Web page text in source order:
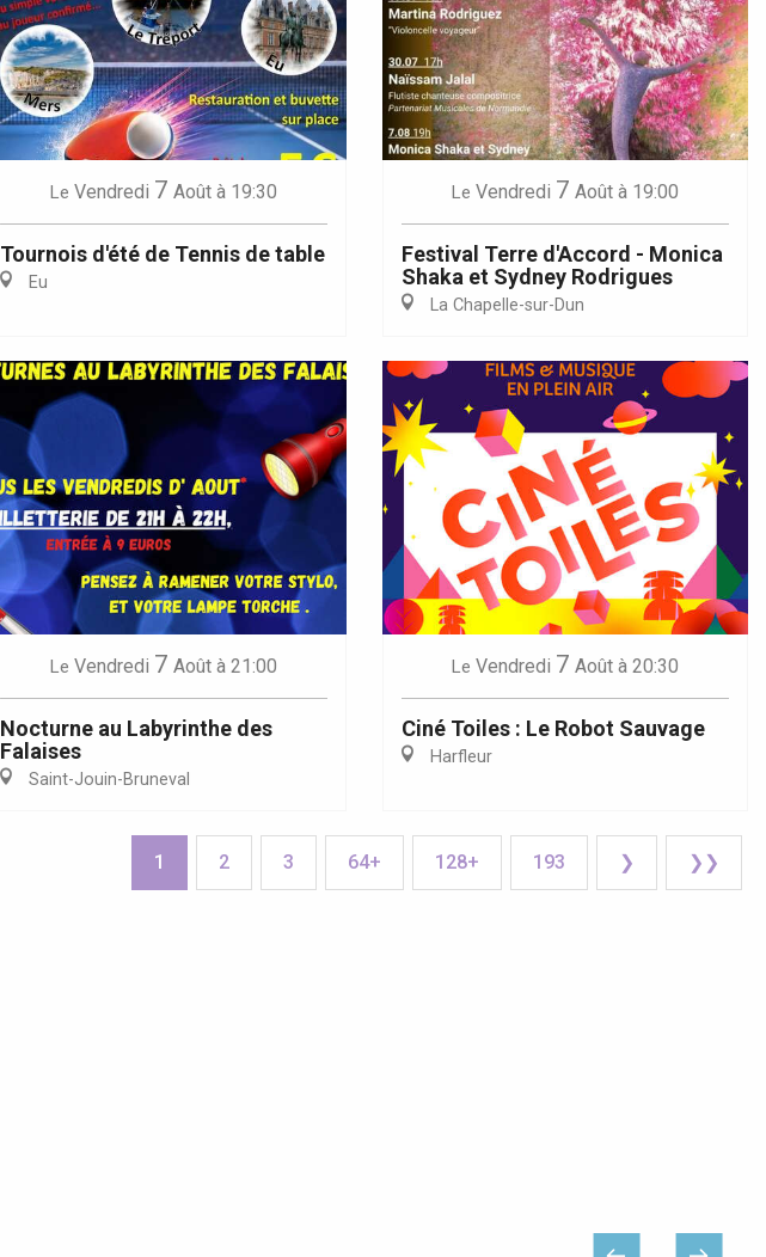
Le Vendredi 7 Août à 19:30
Tournois d'été de Tennis de table
Eu
Le Vendredi 7 Août à 19:00
Festival Terre d'Accord - Monica
Shaka et Sydney Rodrigues
La Chapelle-sur-Dun
Le Vendredi 7 Août à 21:00
Nocturne au Labyrinthe des
Falaises
Saint-Jouin-Bruneval
Le Vendredi 7 Août à 20:30
Ciné Toiles : Le Robot Sauvage
Harfleur
1 2 3 64+ 128+ 193 ❯ ❯❯